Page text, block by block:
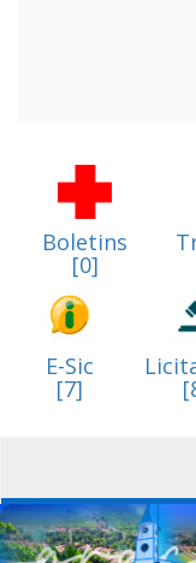
Boletins
[0]
E-Sic
[7]
Previous